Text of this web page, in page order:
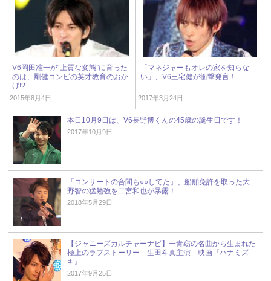
V6岡田准一が“上質な変態”に育った
のは、剛健コンビの英才教育のおか
げ!?
2015年8月4日
「マネジャーもオレの家を知らな
い」、V6三宅健が衝撃発言！
2017年3月24日
本日10月9日は、V6長野博くんの45歳の誕生日です！
2017年10月9日
「コンサートの合間も○○してた」、船舶免許を取った大
野智の猛勉強を二宮和也が暴露！
2018年5月29日
【ジャニーズカルチャーナビ】一青窈の名曲から生まれた
極上のラブストーリー 生田斗真主演 映画『ハナミズ
キ』
2017年9月25日